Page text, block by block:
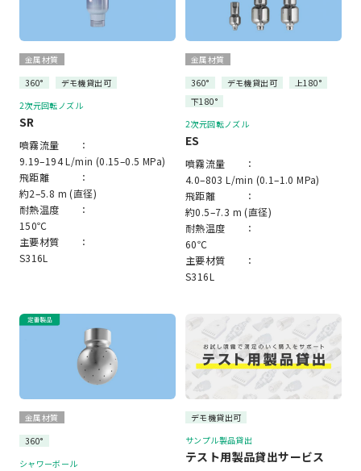
金属材質
360°
デモ機貸出可
2次元回転ノズル
SR
噴霧流量 ：
9.19–194 L/min (0.15–0.5 MPa)
飛距離 ：
約2–5.8 m (直径)
耐熱温度 ：
150℃
主要材質 ：
S316L
金属材質
360°
デモ機貸出可
上180°
下180°
2次元回転ノズル
ES
噴霧流量 ：
4.0–803 L/min (0.1–1.0 MPa)
飛距離 ：
約0.5–7.3 m (直径)
耐熱温度 ：
60℃
主要材質 ：
S316L
金属材質
360°
シャワーボール
デモ機貸出可
サンプル製品貸出
テスト用製品貸出サービス